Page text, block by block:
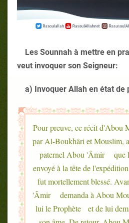
Les Sounnah à mettre en
veut invoquer son Seigneur:
a) Invoquer Allah en état de
Pour preuve, ce récit d'Abou
par Al-Boukhâri et Mouslim,
paternel Abou 'Âmir que
envoyé à la tête de
fut mortellement blessé.
'Âmir demanda à Abou
lui le Prophète et de lui